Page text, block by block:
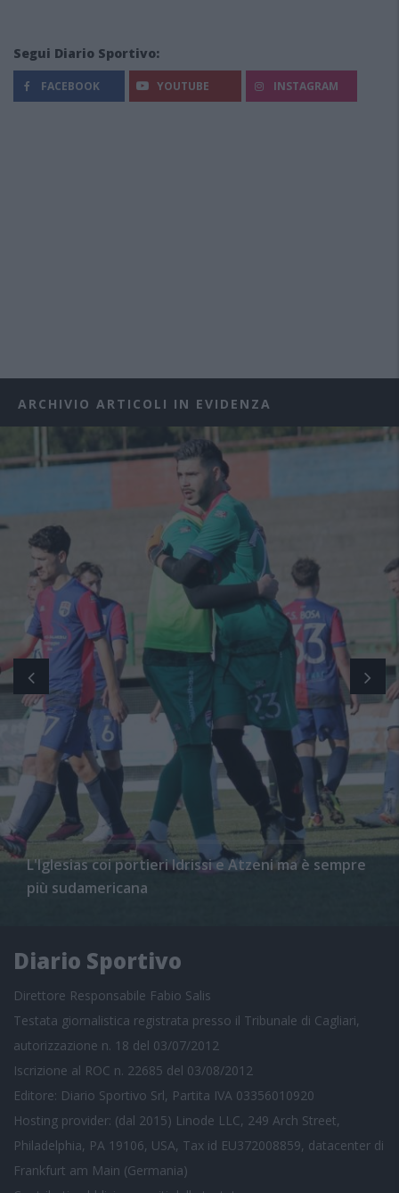
Segui Diario Sportivo:
FACEBOOK YOUTUBE INSTAGRAM
ARCHIVIO ARTICOLI IN EVIDENZA
L'Iglesias coi portieri Idrissi e Atzeni ma è sempre
più sudamericana
Diario Sportivo
Direttore Responsabile Fabio Salis
Testata giornalistica registrata presso il Tribunale di Cagliari,
autorizzazione n. 18 del 03/07/2012
Iscrizione al ROC n. 22685 del 03/08/2012
Editore: Diario Sportivo Srl, Partita IVA 03356010920
Hosting provider: (dal 2015) Linode LLC, 249 Arch Street,
Philadelphia, PA 19106, USA, Tax id EU372008859, datacenter di
Frankfurt am Main (Germania)